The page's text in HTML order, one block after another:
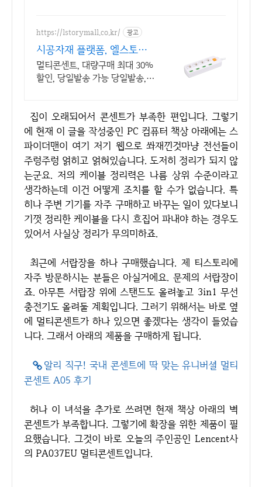
https://lstorymall.co.kr/ 광고
시공자재 플랫폼, 엘스토리
몰 사업자 전용 B2B 자재몰
멀티콘센트, 대량구매 최대 30%
할인, 당일발송 가능 당일발송,
집이 오래되어서 콘센트가 부족한 편입니다. 그렇기
에 현재 이 글을 작성중인 PC 컴퓨터 책상 아래에는 스
파이더맨이 여기 저기 웹으로 쏴재낀것마냥 전선들이
주렁주렁 얽히고 얽혀있습니다. 도저히 정리가 되지 않
는군요. 저의 케이블 정리력은 나름 상위 수준이라고
생각하는데 이건 어떻게 조치를 할 수가 없습니다. 특
히나 주변 기기를 자주 구매하고 바꾸는 일이 있다보니
기껏 정리한 케이블을 다시 흐집어 파내야 하는 경우도
있어서 사실상 정리가 무의미하죠.
최근에 서랍장을 하나 구매했습니다. 제 티스토리에
자주 방문하시는 분들은 아실거에요. 문제의 서랍장이
죠. 아무튼 서랍장 위에 스탠드도 올려놓고 3in1 무선
충전기도 올려둘 계획입니다. 그러기 위해서는 바로 옆
에 멀티콘센트가 하나 있으면 좋겠다는 생각이 들었습
니다. 그래서 아래의 제품을 구매하게 됩니다.
알리 직구! 국내 콘센트에 딱 맞는 유니버셜 멀티
콘센트 A05 후기
허나 이 녀석을 추가로 쓰려면 현재 책상 아래의 벽
콘센트가 부족합니다. 그렇기에 확장을 위한 제품이 필
요했습니다. 그것이 바로 오늘의 주인공인 Lencent사
의 PA037EU 멀티콘센트입니다.